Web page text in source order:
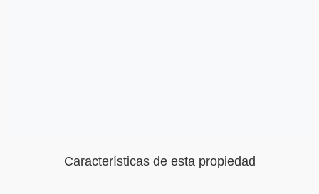
Características de esta propiedad